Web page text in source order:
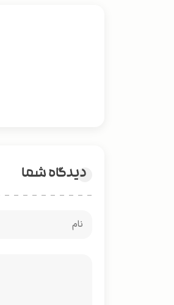
دیدگاه شما